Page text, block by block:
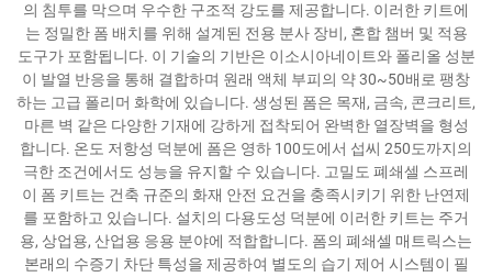
의 침투를 막으며 우수한 구조적 강도를 제공합니다. 이러한 키트에
는 정밀한 폼 배치를 위해 설계된 전용 분사 장비, 혼합 챔버 및 적용
도구가 포함됩니다. 이 기술의 기반은 이소시아네이트와 폴리올 성분
이 발열 반응을 통해 결합하며 원래 액체 부피의 약 30~50배로 팽창
하는 고급 폴리머 화학에 있습니다. 생성된 폼은 목재, 금속, 콘크리트,
마른 벽 같은 다양한 기재에 강하게 접착되어 완벽한 열장벽을 형성
합니다. 온도 저항성 덕분에 폼은 영하 100도에서 섭씨 250도까지의
극한 조건에서도 성능을 유지할 수 있습니다. 고밀도 폐쇄셀 스프레
이 폼 키트는 건축 규준의 화재 안전 요건을 충족시키기 위한 난연제
를 포함하고 있습니다. 설치의 다용도성 덕분에 이러한 키트는 주거
용, 상업용, 산업용 응용 분야에 적합합니다. 폼의 폐쇄셀 매트릭스는
본래의 수증기 차단 특성을 제공하여 별도의 습기 제어 시스템이 필